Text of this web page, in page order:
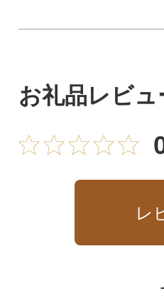
お礼品レビュ
レ